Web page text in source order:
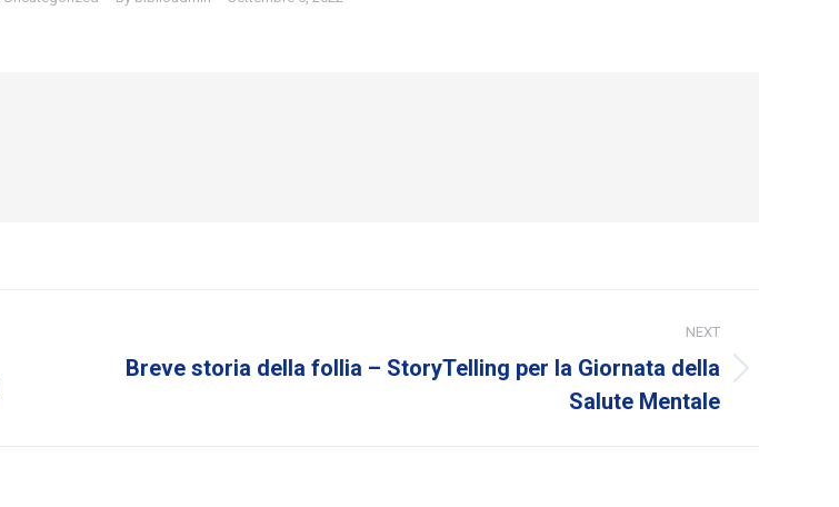
NEXT
Next
Breve storia della follia – StoryTelling per la Giornata della
Salute Mentale